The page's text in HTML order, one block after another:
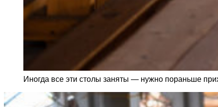
Иногда все эти столы заняты — нужно пораньше